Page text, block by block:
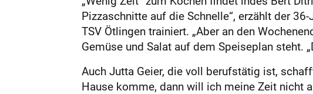
Pizzaschnitte auf die Schnelle“, erzählt der
TSV Ötlingen trainiert. „Aber an den
Gemüse und Salat auf dem Speiseplan steht.
Auch Jutta Geier, die voll berufstätig ist,
Hause komme, dann will ich meine Zeit nicht